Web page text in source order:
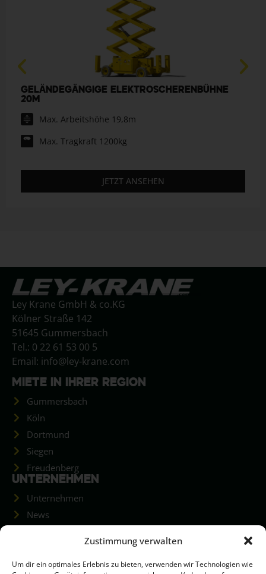
Zustimmung verwalten
Um dir ein optimales Erlebnis zu bieten, verwenden wir Technologien wie
GELÄNDEGÄNGIGE ELEKTROSCHERENBÜHNE
20M
Max. Arbeitshöhe 19,8m
Max. Tragkraft 1200kg
JETZT ANSEHEN
Ley Krane GmbH & co.KG
Kölner Straße 142
51645 Gummersbach
Tel.: 0 22 61 53 00 5
Email: info@ley-krane.com
MIETE IN IHRER REGION
Gummersbach
Köln
Dortmund
Siegen
Freudenberg
UNTERNEHMEN
Unternehmen
News
Schulungen